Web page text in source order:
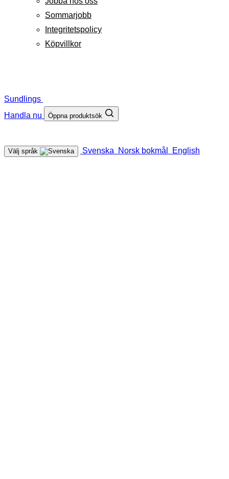
Sommarjobb
Integritetspolicy
Köpvillkor
Sundlings
Handla nu
Öppna produktsök
Välj språk Svenska Norsk bokmål English